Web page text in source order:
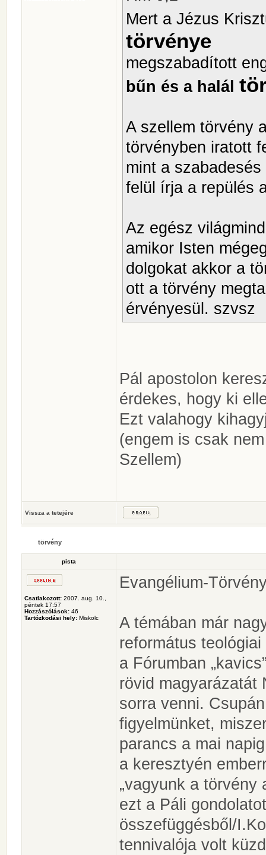
Mert a Jézus
törvénye
megszabadított
bűn és a halál
A szellem törvény
törvényben iratott
mint a
felül írja a repülés
Az egész
amikor Isten
dolgokat akkor a
ott a törvény
érvényesül. szvsz
Pál apostolon
érdekes, hogy ki
Ezt valahogy
(engem is csak
Szellem)
Vissza a tetejére
törvény
pista
Csatlakozott: 2007. aug. 10.,
péntek 17:57
Hozzászólások: 46
Tartózkodási hely: Miskolc
Evangélium-
A témában már
református
a Fórumban
rövid magyarázatát
sorra venni.
figyelmünket,
parancs a mai
a keresztyén
„vagyunk a törvény
ezt a Páli
összefüggésből/
tennivalója volt